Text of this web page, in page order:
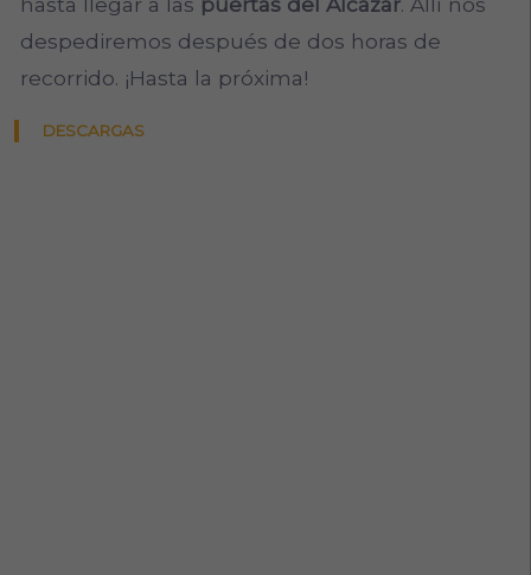
despediremos después de dos horas de
recorrido. ¡Hasta la próxima!
DESCARGAS